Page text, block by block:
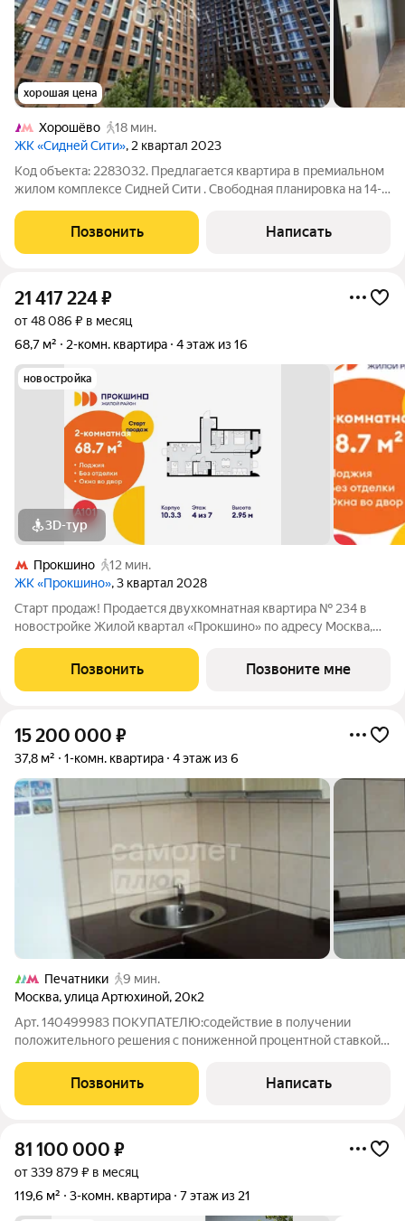
хорошая цена
Хорошёво
18 мин.
ЖК «Сидней Сити», 2 квартал 2023
Код объекта: 2283032. Предлагается квартира в премиальном
жилом комплексе Сидней Сити . Свободная планировка на 14-м
набережной отличная база для стильной квартиры с
ощущением воздуха и света:
Позвонить Написать
21 417 224₽
от 48 086 ₽ в месяц
68,7 м²
2-комн. квартира 4 этаж из 16
новостройка
3D-тур
Прокшино
12 мин.
ЖК «Прокшино», 3 квартал 2028
Старт продаж! Продается двухкомнатная квартира № 234 в
новостройке Жилой квартал «Прокшино» по адресу Москва,
Новомосковский административный округ, район Коммунарка,
ЖК Прокшино, 7.1.3. Общая площадь
Позвонить Позвоните мне
15 200 000 ₽
37,8 м² 1-комн. квартира 4 этаж из 6
Печатники
9 мин.
Москва,улица Артюхиной, 20к2
Арт. 140499983 ПОКУПАТЕЛЮ:содействие в получении
положительного решения с пониженной процентной ставкой
юридическое сопровождение сделки под ключ ; безопасные
расчёты, юридическая и финансовая
Позвонить Написать
81 100 000 ₽
от 339 879 ₽ в месяц
119,6 м²
3-комн. квартира 7 этаж из 21